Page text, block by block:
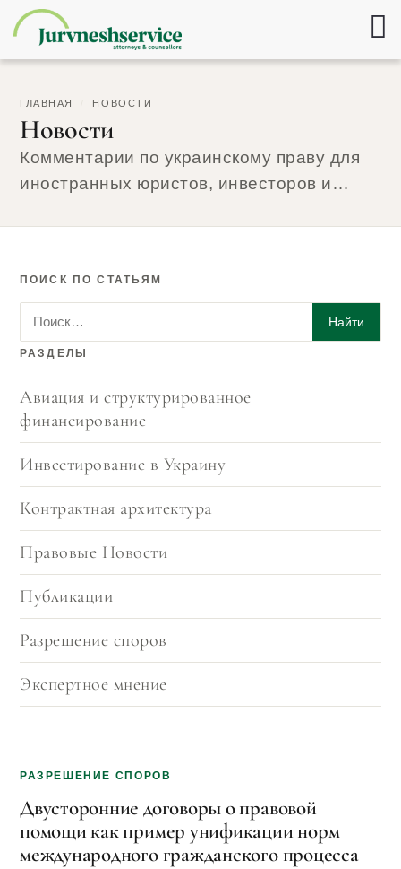
ГЛАВНАЯ НОВОСТИ
Новости
Комментарии по украинскому праву для
иностранных юристов, инвесторов и
ПОИСК ПО СТАТЬЯМ
Поиск по статьям Найти
РАЗДЕЛЫ
Авиация и структурированное
финансирование
Инвестирование в Украину
Контрактная архитектура
Правовые Новости
Публикации
Разрешение споров
Экспертное мнение
РАЗРЕШЕНИЕ СПОРОВ
Двусторонние договоры о правовой
помощи как пример унификации норм
международного гражданского процесса